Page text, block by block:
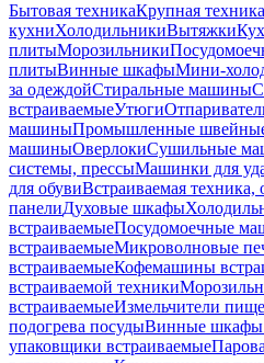
Бытовая техникаКрупная
кухниХолодильникиВытяжки
плитыМорозильники
плитыВинные шкафыМини-
за одеждойСтиральные машины
встраиваемыеУтюги
машиныПромышленные
машиныОверлокиСушильные
системы, прессыМашинки для
для обувиВстраиваемая техника,
панелиДуховые шкафы
встраиваемыеПосудомоечные
встраиваемыеМикроволновые
встраиваемыеКофемашины
встраиваемой техники
встраиваемыеИзмельчители
подогрева посудыВинные шкафы
упаковщики встраиваемые